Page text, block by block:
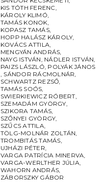
KIS TÓTH FERENC,
KÁROLY KLIMÓ,
TAMÁS KONOK,
KOPASZ TAMÁS,
HOPP HALÁSZ KÁROLY,
KOVÁCS ATTILA,
MENGYÁN ANDRÁS,
NAYG ISTVÁN, NÁDLER ISTVÁN,
PAIZS LÁSZLÓ, POLYÁK JÁNOS
, SÁNDOR RÁCMOLNÁR,
SCHWARTZ REZSŐ,
TAMÁS SOÓS,
SWIERKIEWICZ RÓBERT,
SZEMADÁM GYÖRGY,
SZIKORA TAMÁS,
SZŐNYEI GYÖRGY,
SZŰCS ATTILA,
TÖLG-MOLNÁR ZOLTÁN,
TROMBITÁS TAMÁS,
UJHÁZI PÉTER,
VARGA PATRÍCIA MINERVA,
VARGA-WERLTHER JÚLIA,
WAHORN ANDRÁS,
ZÁBORSZKY GÁBOR